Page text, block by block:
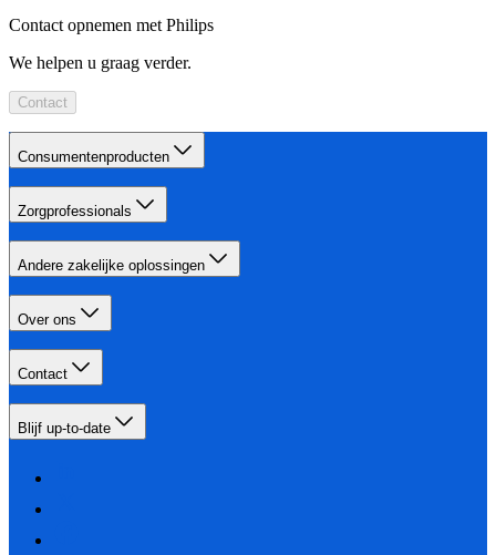
Contact opnemen met Philips
We helpen u graag verder.
Contact
Consumentenproducten
Zorgprofessionals
Andere zakelijke oplossingen
Over ons
Contact
Blijf up-to-date